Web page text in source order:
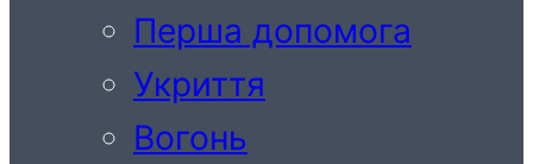
Перша допомога
Укриття
Вогонь